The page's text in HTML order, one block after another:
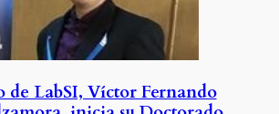
de LabSI, Víctor Fernando